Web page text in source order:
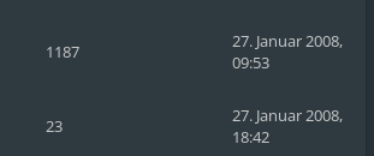
1187
27. Januar 2008,
09:53
23
27. Januar 2008,
18:42